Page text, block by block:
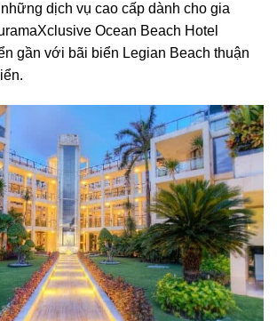
dịch vụ cao cấp dành cho gia
Ocean Beach Hotel
gần với bãi biển Legian Beach thuận